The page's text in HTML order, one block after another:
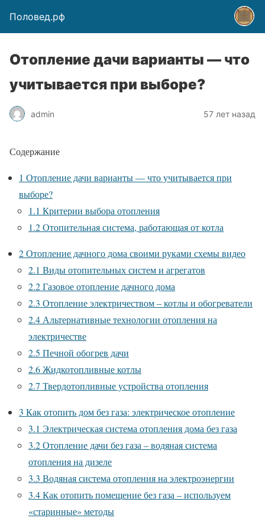
Половед.рф
Отопление дачи варианты — что
учитывается при выборе?
admin 57 лет назад
Содержание
1 Отопление дачи варианты — что учитывается при
выборе?
1.1 Критерии выбора отопления
1.2Отопительная система, работающая от котла
2Отопление дачного дома своими руками схемы видео
2.1 Виды отопительных систем и агрегатов
2.2Газовое отопление дачного дома
2.3 Отопление электричеством – котлы и обогреватели
2.4 Альтернативные технологии отопления на
электричестве
2.5 Печной обогрев дачи
2.6Жидкотопливные котлы
2.7 Твердотопливные устройства отопления
3 Как отопить дом без газа: электрическое отопление
3.1 Электрическая система отопления дома без газа
3.2Отопление дачи без газа – водяная система
отопления на дизеле
3.3 Водяная система отопления на электроэнергии
3.4Как отопить помещение без газа – используем
«старинные» методы